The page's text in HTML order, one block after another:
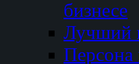
бизнесе
Лучший